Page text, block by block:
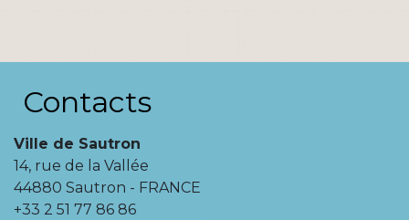
Contacts
Ville de Sautron
14, rue de la Vallée
44880 Sautron - FRANCE
+33 2 51 77 86 86